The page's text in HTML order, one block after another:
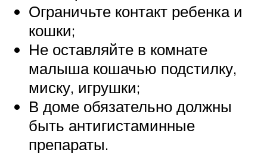
Ограничьте контакт ребенка и
кошки;
Не оставляйте в комнате
малыша кошачью подстилку,
миску, игрушки;
В доме обязательно должны
быть антигистаминные
препараты.